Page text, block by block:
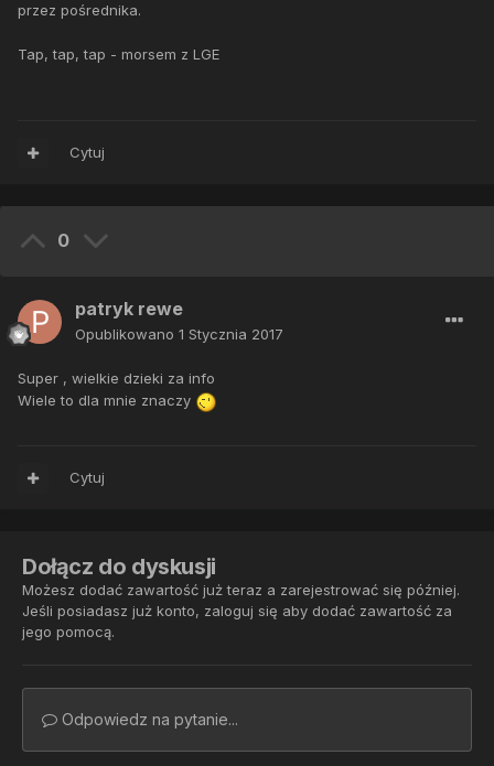
przez pośrednika.
Tap, tap, tap - morsem z LGE
Cytuj
0
patryk rewe
Opublikowano 1 Stycznia 2017
Super , wielkie dzieki za info
Wiele to dla mnie znaczy
Cytuj
Dołącz do dyskusji
Możesz dodać zawartość już teraz a zarejestrować się później.
Jeśli posiadasz już konto, zaloguj się aby dodać zawartość za
jego pomocą.
Odpowiedz na pytanie...